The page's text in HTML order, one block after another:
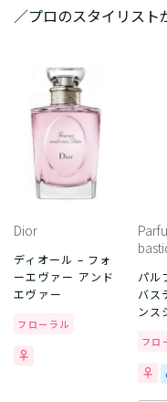
／プロのスタイリス
Dior
ディオール – フォ
ーエヴァー アンド
エヴァー
フローラル
パル
バス
ンス
フロ